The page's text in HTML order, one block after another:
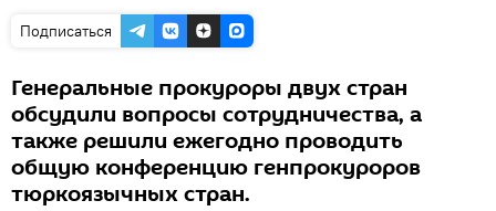
Подписаться
Генеральные прокуроры двух стран
обсудили вопросы сотрудничества, а
также решили ежегодно проводить
общую конференцию генпрокуроров
тюркоязычных стран.